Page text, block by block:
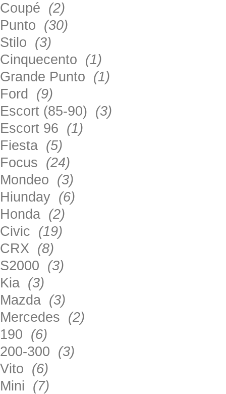
Coupé (2)
Punto (30)
Stilo (3)
Cinquecento (1)
Grande Punto (1)
Ford (9)
Escort (85-90) (3)
Escort 96 (1)
Fiesta (5)
Focus (24)
Mondeo (3)
Hiunday (6)
Honda (2)
Civic (19)
CRX (8)
S2000 (3)
Kia (3)
Mazda (3)
Mercedes (2)
190 (6)
200-300 (3)
Vito (6)
Mini (7)